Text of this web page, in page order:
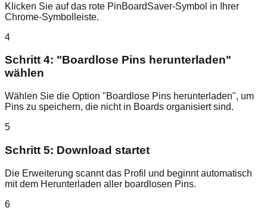
Klicken Sie auf das rote PinBoardSaver-Symbol in Ihrer
Chrome-Symbolleiste.
4
Schritt 4: "Boardlose Pins herunterladen"
wählen
Wählen Sie die Option "Boardlose Pins herunterladen", um
Pins zu speichern, die nicht in Boards organisiert sind.
5
Schritt 5: Download startet
Die Erweiterung scannt das Profil und beginnt automatisch
mit dem Herunterladen aller boardlosen Pins.
6